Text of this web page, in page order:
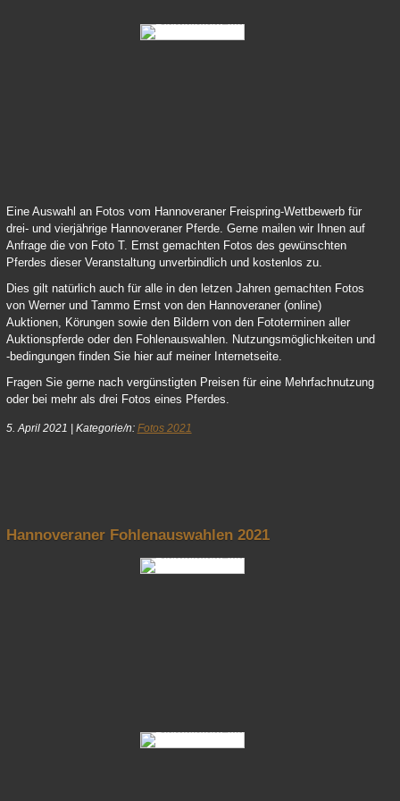
83 Samy Deluxe 04
84 Lord Pezi Junior Chacco Blue 04
Eine Auswahl an Fotos vom Hannoveraner Freispring-Wettbewerb für
drei- und vierjährige Hannoveraner Pferde. Gerne mailen wir Ihnen auf
Anfrage die von Foto T. Ernst gemachten Fotos des gewünschten
Pferdes dieser Veranstaltung unverbindlich und kostenlos zu.
Dies gilt natürlich auch für alle in den letzen Jahren gemachten Fotos
von Werner und Tammo Ernst von den Hannoveraner (online)
Auktionen, Körungen sowie den Bildern von den Fototerminen aller
Auktionspferde oder den Fohlenauswahlen. Nutzungsmöglichkeiten und
-bedingungen finden Sie hier auf meiner Internetseite.
Fragen Sie gerne nach vergünstigten Preisen für eine Mehrfachnutzung
oder bei mehr als drei Fotos eines Pferdes.
5. April 2021 Kategorie/n: Fotos 2021
Hannoveraner Fohlenauswahlen 2021
Fotos Hannoveraner Fohlenauswahlen 2021 04